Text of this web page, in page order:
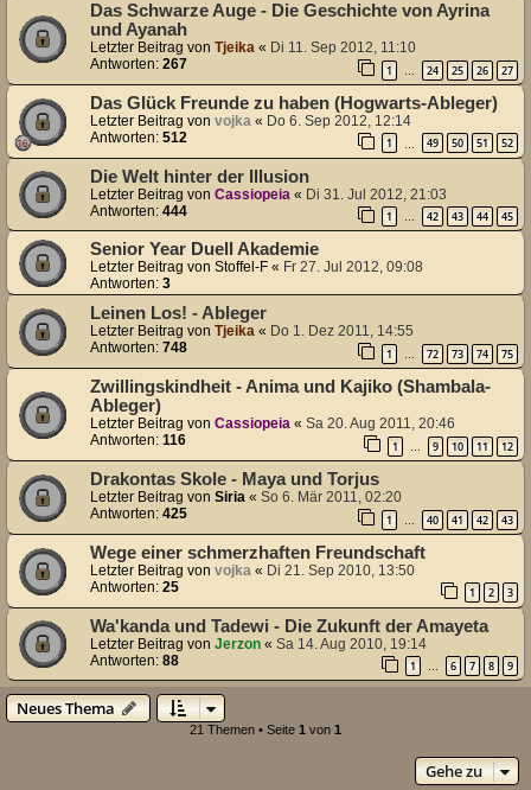
Das Schwarze Auge - Die Geschichte von Ayrina
und Ayanah
Letzter Beitrag von Tjeika « Di 11. Sep 2012, 11:10
Antworten: 267 1 24 25 26 27
Das Glück Freunde zu haben (Hogwarts-Ableger)
Letzter Beitrag von vojka « Do 6. Sep 2012, 12:14
Antworten: 512 1 49 50 51 52
Die Welt hinter der Illusion
Letzter Beitrag von Cassiopeia « Di 31. Jul 2012, 21:03
Antworten: 444 1 … 42 43 44 45
Senior Year Duell Akademie
Letzter Beitrag von Stoffel-F « Fr 27. Jul 2012, 09:08
Antworten: 3
Leinen Los! - Ableger
Letzter Beitrag von Tjeika « Do 1. Dez 2011, 14:55
Antworten: 748 1 … 72 73 74 75
Zwillingskindheit - Anima und Kajiko (Shambala-
Ableger)
Letzter Beitrag von Cassiopeia « Sa 20. Aug 2011, 20:46
Antworten: 116 1 … 9 10 11 12
Drakontas Skole - Maya und Torjus
Letzter Beitrag von Siria « So 6. Mär 2011, 02:20
Antworten: 425 1 40 41 42 43
Wege einer schmerzhaften Freundschaft
Letzter Beitrag von vojka « Di 21. Sep 2010, 13:50
Antworten: 25 1 2 3
Wa'kanda und Tadewi - Die Zukunft der Amayeta
Letzter Beitrag von Jerzon « Sa 14. Aug 2010, 19:14
Antworten: 88 1 … 6 7 8 9
Neues Thema
21 Themen • Seite 1 von 1
Gehe zu